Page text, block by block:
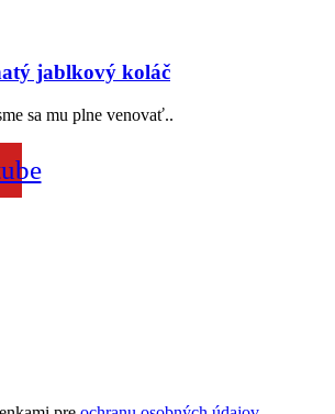
jablkový koláč
sa mu plne venovať..